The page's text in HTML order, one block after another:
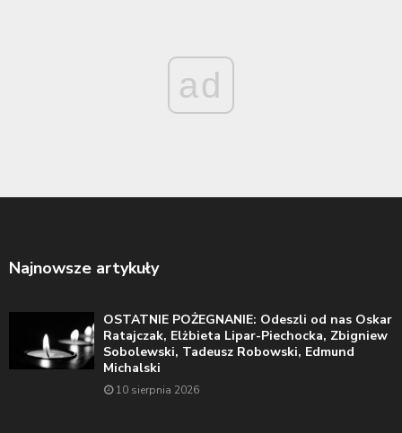
ad
Najnowsze artykuły
OSTATNIE POŻEGNANIE: Odeszli od nas Oskar
Ratajczak, Elżbieta Lipar-Piechocka, Zbigniew
Sobolewski, Tadeusz Robowski, Edmund
Michalski
10 sierpnia 2026